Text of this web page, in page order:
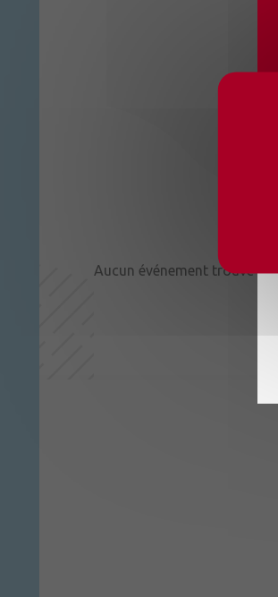
Aucun événement trouvé